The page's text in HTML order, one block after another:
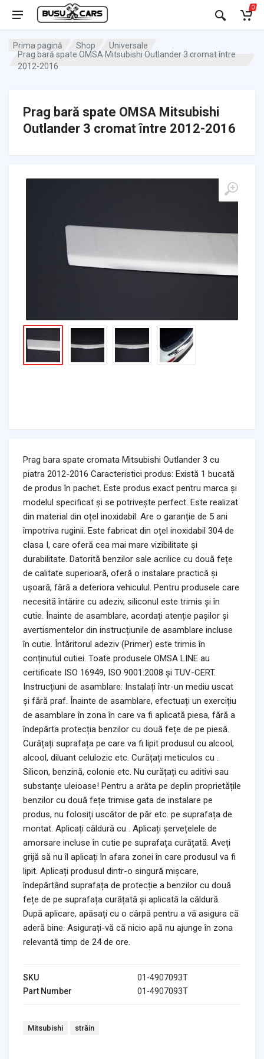
0
Prima pagină Shop
Universale
Prag bară spate OMSA Mitsubishi Outlander 3 cromat între
2012-2016
Prag bară spate OMSA Mitsubishi
Outlander 3 cromat între 2012-2016
Prag bara spate cromata Mitsubishi Outlander 3 cu
piatra 2012-2016 Caracteristici produs: Există 1 bucată
de produs în pachet. Este produs exact pentru marca și
modelul specificat și se potrivește perfect. Este realizat
din material din oțel inoxidabil. Are o garanție de 5 ani
împotriva ruginii. Este fabricat din oțel inoxidabil 304 de
clasa I, care oferă cea mai mare vizibilitate și
durabilitate. Datorită benzilor sale acrilice cu două fețe
de calitate superioară, oferă o instalare practică și
ușoară, fără a deteriora vehiculul. Pentru produsele care
necesită întărire cu adeziv, siliconul este trimis și în
cutie. Înainte de asamblare, acordați atenție pașilor și
avertismentelor din instrucțiunile de asamblare incluse
în cutie. Întăritorul adeziv (Primer) este trimis în
conținutul cutiei. Toate produsele OMSA LINE au
certificate ISO 16949, ISO 9001:2008 și TUV-CERT.
Instrucțiuni de asamblare: Instalați într-un mediu uscat
și fără praf. Înainte de asamblare, efectuați un exercițiu
de asamblare în zona în care va fi aplicată piesa, fără a
îndepărta protecția benzilor cu două fețe de pe piesă.
Curățați suprafața pe care va fi lipit produsul cu alcool,
alcool, diluant celulozic etc. Curățați meticulos cu .
Silicon, benzină, colonie etc. Nu curățați cu aditivi sau
substanțe uleioase! Pentru a arăta pe deplin proprietățile
benzilor cu două fețe trimise gata de instalare pe
produs, nu folosiți uscător de păr etc. pe suprafața de
montat. Aplicați căldură cu . Aplicați șervețelele de
amorsare incluse în cutie pe suprafața curățată. Aveți
grijă să nu îl aplicați în afara zonei în care produsul va fi
lipit. Aplicați produsul dintr-o singură mișcare,
îndepărtând suprafața de protecție a benzilor cu două
fețe de pe suprafața curățată și aplicată la căldură.
După aplicare, apăsați cu o cârpă pentru a vă asigura că
aderă bine. Asigurați-vă că nicio apă nu ajunge în zona
relevantă timp de 24 de ore.
SKU
01-4907093T
Part Number
01-4907093T
Tags:
Mitsubishi străin